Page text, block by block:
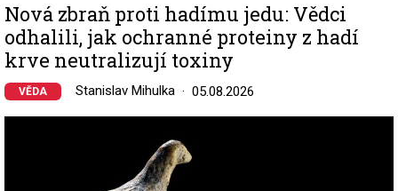
Nová zbraň proti hadímu jedu: Vědci
odhalili, jak ochranné proteiny z hadí
krve neutralizují toxiny
VĚDA Stanislav Mihulka 05.08.2026